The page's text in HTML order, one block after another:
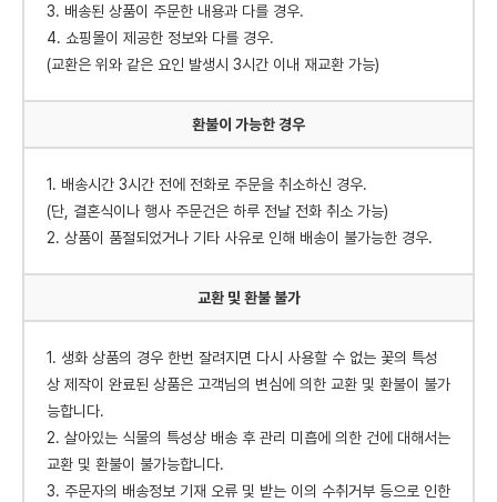
3. 배송된 상품이 주문한 내용과 다를 경우.
4. 쇼핑몰이 제공한 정보와 다를 경우.
(교환은 위와 같은 요인 발생시 3시간 이내 재교환 가능)
환불이 가능한 경우
1. 배송시간 3시간 전에 전화로 주문을 취소하신 경우.
(단, 결혼식이나 행사 주문건은 하루 전날 전화 취소 가능)
2. 상품이 품절되었거나 기타 사유로 인해 배송이 불가능한 경우.
교환 및 환불 불가
1. 생화 상품의 경우 한번 잘려지면 다시 사용할 수 없는 꽃의 특성
상 제작이 완료된 상품은 고객님의 변심에 의한 교환 및 환불이 불가
능합니다.
2. 살아있는 식물의 특성상 배송 후 관리 미흡에 의한 건에 대해서는
교환 및 환불이 불가능합니다.
3. 주문자의 배송정보 기재 오류 및 받는 이의 수취거부 등으로 인한